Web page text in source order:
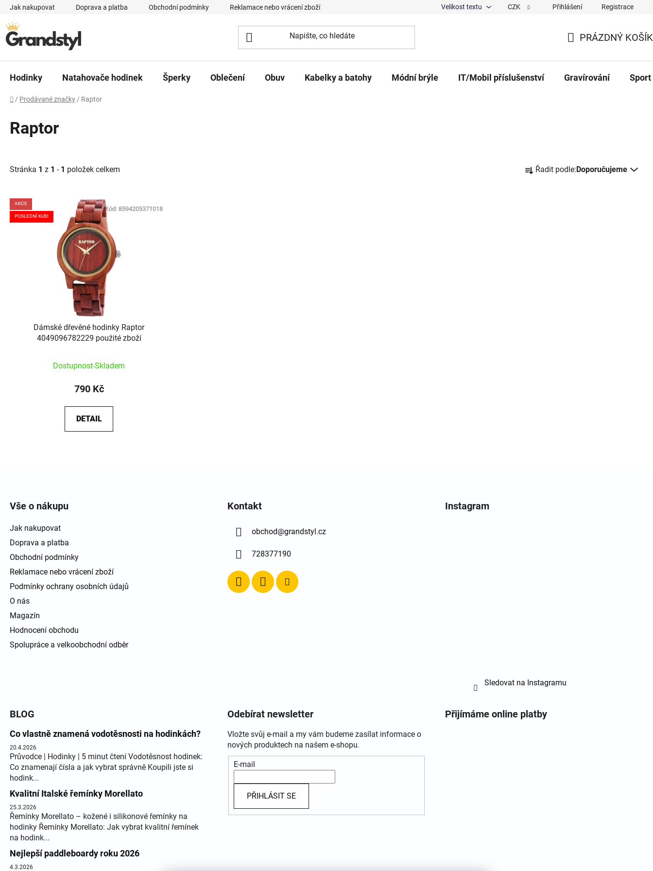
Přejít na obsah
Jak nakupovat Doprava a platba Obchodní podmínky Reklamace nebo vrácení zboží Podmínky ochrany osobních údajů O nás Magazín Hodnocení obchodu
Velikost textu CZK Přihlášení Registrace
PRÁZDNÝ KOŠÍK
Hodinky Natahovače hodinek Šperky Oblečení Obuv Kabelky a batohy Módní brýle IT/Mobil příslušenství Gravírování Sport
Domů
/ Prodávané značky / Raptor
Raptor
Stránka 1 z 1 - 1 položek celkem
Řazení produktů
Řadit podle:Doporučujeme
Výpis produktů
AKCE
POSLEDNÍ KUS!
Dámské dřevěné hodinky Raptor
4049096782229 použité zboží
Dostupnost-Skladem
790 Kč
DETAIL
Kód: 8594205371018
Vše o nákupu
Jak nakupovat
Doprava a platba
Obchodní podmínky
Reklamace nebo vrácení zboží
Podmínky ochrany osobních údajů
O nás
Magazín
Hodnocení obchodu
Spolupráce a velkoobchodní odběr
Kontakt
obchod@grandstyl.cz
728377190
Instagram
Sledovat na Instagramu
BLOG
Co vlastně znamená vodotěsnosti na hodinkách?
20.4.2026
Průvodce | Hodinky | 5 minut čtení Vodotěsnost hodinek:
Co znamenají čísla a jak vybrat správně Koupili jste si
hodink...
Kvalitní Italské řemínky Morellato
25.3.2026
Řemínky Morellato – kožené i silikonové řemínky na
hodinky Řemínky Morellato: Jak vybrat kvalitní řemínek
na hodink...
Nejlepší paddleboardy roku 2026
4.3.2026
Odebírat newsletter
Vložte svůj e-mail a my vám budeme zasílat informace o
nových produktech na našem e-shopu.
E-mail
PŘIHLÁSIT SE
Přijímáme online platby